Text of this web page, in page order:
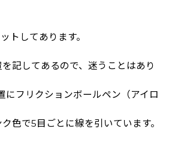
トしてあります。
記してあるので、迷うことはあり
にフリクションボールペン（アイロ
色で5目ごとに線を引いています。